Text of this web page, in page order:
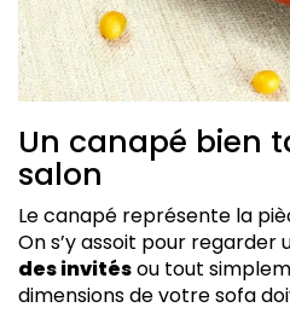
Un canapé bien
salon
Le canapé représente la
On s’y assoit pour regarder
des invitésou tout
dimensions de votre sofa